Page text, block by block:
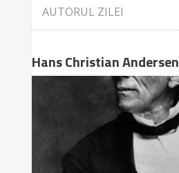
AUTORUL ZILEI
Hans Christian Andersen